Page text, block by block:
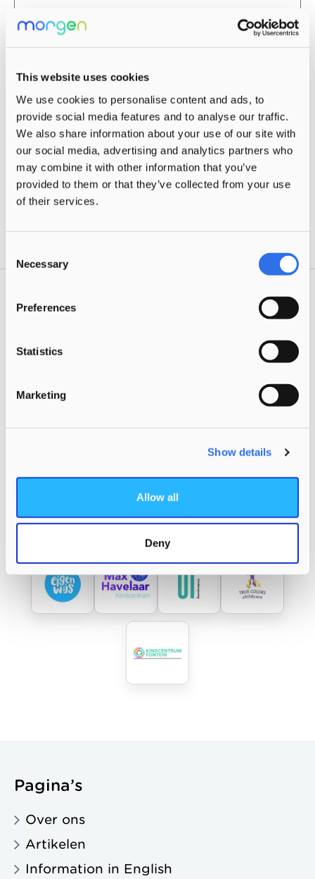
This website uses cookies
We use cookies to personalise content and ads, to
provide social media features and to analyse our traffic.
We also share information about your use of our site with
our social media, advertising and analytics partners who
may combine it with other information that you’ve
provided to them or that they’ve collected from your use
of their services.
Selection
Necessary
Preferences
Statistics
Marketing
Show details
Allow all
Deny
Rijswijk, Delft, Den Haag-Ypenburg en
Pagina’s
Over ons
Artikelen
Information in English